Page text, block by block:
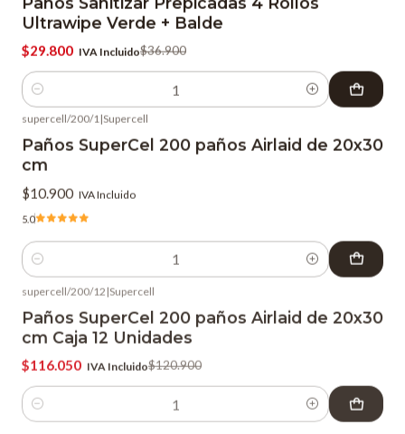
Ultrawipe Verde + Balde
$29.800 IVA Incluido$36.900
Cantidad
supercell/200/1 |Supercell
Paños SuperCel 200 paños Airlaid de 20x30
cm
$10.900 IVA Incluido
5.0
Cantidad
-4%OFF
supercell/200/12|Supercell
Paños SuperCel 200 paños Airlaid de 20x30
cm Caja 12 Unidades
Cantidad
ULTRA88I|Ultrawipe